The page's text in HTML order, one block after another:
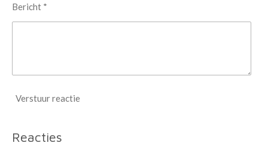
Bericht *
Verstuur reactie
Reacties